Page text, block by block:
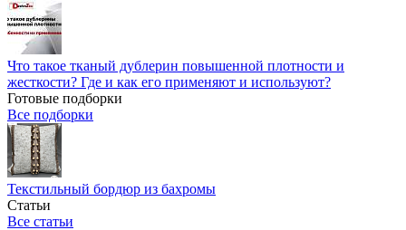
Что такое тканый дублерин повышенной плотности и
жесткости? Где и как его применяют и используют?
Готовые подборки
Все подборки
Текстильный бордюр из бахромы
Статьи
Все статьи